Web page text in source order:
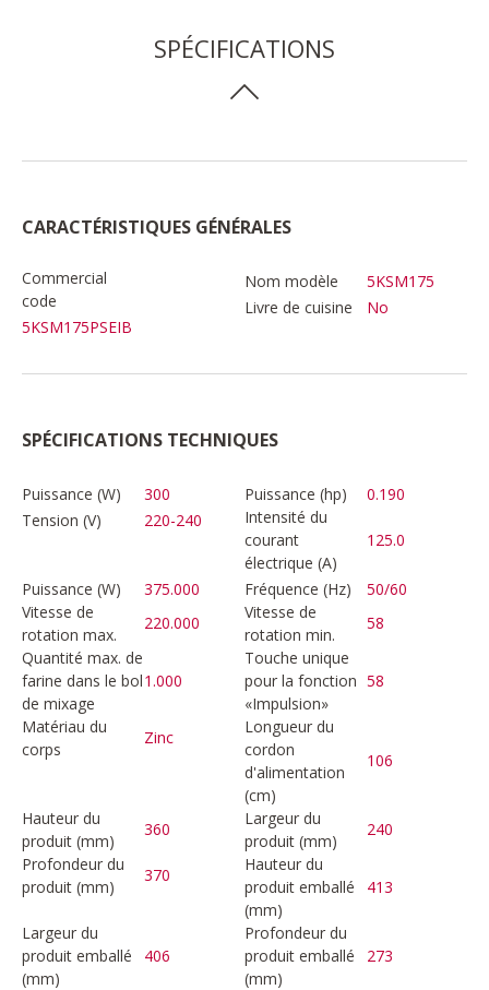
SPÉCIFICATIONS
CARACTÉRISTIQUES GÉNÉRALES
Commercial
code
5KSM175PSEIB
Nom modèle
5KSM175
Livre de cuisine
No
SPÉCIFICATIONS TECHNIQUES
Puissance (W) 300 Puissance (hp)
0.190
Tension (V)
220-240
Intensité du
courant
électrique (A)
125.0
Puissance (W) 375.000 Fréquence (Hz)
50/60
Vitesse de
rotation max.
220.000
Vitesse de
rotation min.
58
Quantité max. de
farine dans le bol
de mixage
1.000
Touche unique
pour la fonction
«Impulsion»
58
Matériau du
corps
Zinc
Longueur du
cordon
d'alimentation
(cm)
106
Hauteur du
produit (mm)
360
Largeur du
produit (mm)
240
Profondeur du
produit (mm)
370
Hauteur du
produit emballé
(mm)
413
Largeur du
produit emballé
(mm)
406
Profondeur du
produit emballé
(mm)
273